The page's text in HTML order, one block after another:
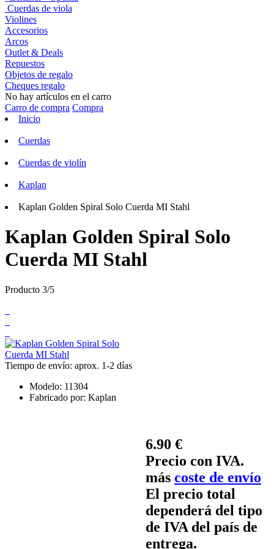
Cuerdas de viola
Violines
Accesorios
Arcos
Outlet & Deals
Repuestos
Objetos de regalo
Cheques regalo
No hay artículos en el carro
Carro de compra Compra
Inicio
Cuerdas
Cuerdas de violín
Kaplan
Kaplan Golden Spiral Solo Cuerda MI Stahl
Kaplan Golden Spiral Solo
Cuerda MI Stahl
Producto 3/5
Tiempo de envío: aprox. 1-2 días
Modelo: 11304
Fabricado por: Kaplan
6.90 €
Precio con IVA.
más coste de envío
El precio total
dependerá del tipo
de IVA del país de
entrega.